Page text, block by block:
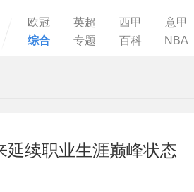
欧冠 英超 西甲 意甲
综合
专题 百科 NBA
续职业生涯巅峰状态‌